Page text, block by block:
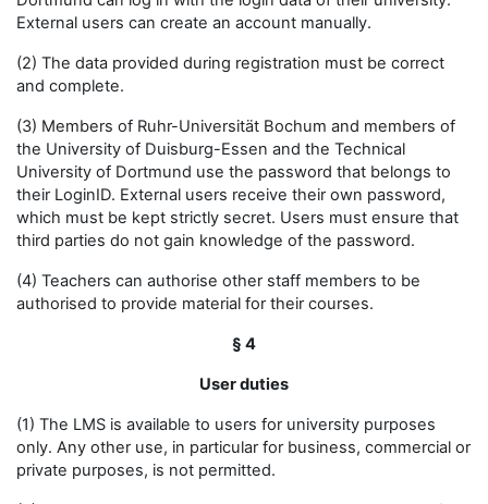
External users can create an account manually.
(2) The data provided during registration must be correct
and complete.
(3) Members of Ruhr-Universität Bochum and members of
the University of Duisburg-Essen and the Technical
University of Dortmund use the password that belongs to
their LoginID. External users receive their own password,
which must be kept strictly secret. Users must ensure that
third parties do not gain knowledge of the password.
(4) Teachers can authorise other staff members to be
authorised to provide material for their courses.
§ 4
User duties
(1) The LMS is available to users for university purposes
only. Any other use, in particular for business, commercial or
private purposes, is not permitted.